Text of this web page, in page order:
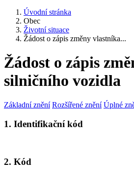
Úvodní stránka
Obec
Životní situace
Žádost o zápis změny vlastníka...
Žádost o zápis
silničního vozidla
Základní znění Rozšířené znění Úplné
1. Identifikační kód
2. Kód